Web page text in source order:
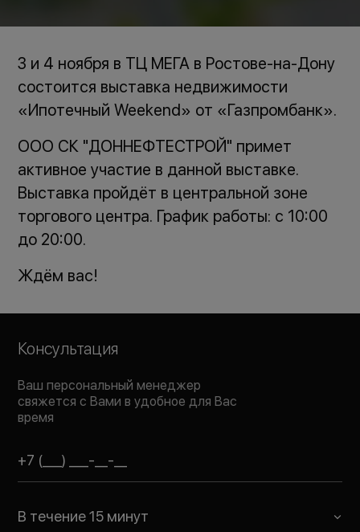
3 и 4 ноября в ТЦ МЕГА в Ростове-на-Дону
состоится выставка недвижимости
«Ипотечный Weekend» от «Газпромбанк».
ООО СК "ДОННЕФТЕСТРОЙ" примет
активное участие в данной выставке.
Выставка пройдёт в центральной зоне
торгового центра. График работы: с 10:00
до 20:00.
Ждём вас!
Консультация
Ваш персональный менеджер
свяжется с Вами в удобное для Вас
время
В течение 15 минут